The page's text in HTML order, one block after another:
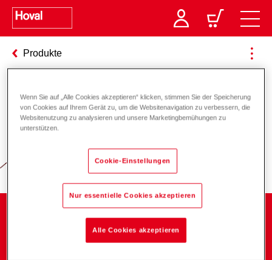
Produkte
Verantwortung für Energie und
Wenn Sie auf „Alle Cookies akzeptieren“ klicken, stimmen Sie der Speicherung
von Cookies auf Ihrem Gerät zu, um die Websitenavigation zu verbessern, die
Websitenutzung zu analysieren und unsere Marketingbemühungen zu
unterstützen.
Cookie-Einstellungen
Nur essentielle Cookies akzeptieren
Alle Cookies akzeptieren